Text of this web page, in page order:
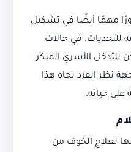
مهمًا أيضًا في تشكيل
للتحديات. في حالات
للتدخل الأسري المبكر
نظر الفرد تجاه هذا
على حياته.
لعلاج الخوف من